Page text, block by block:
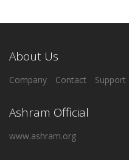
About Us
Company Contact Support
Ashram Official
www.ashram.org